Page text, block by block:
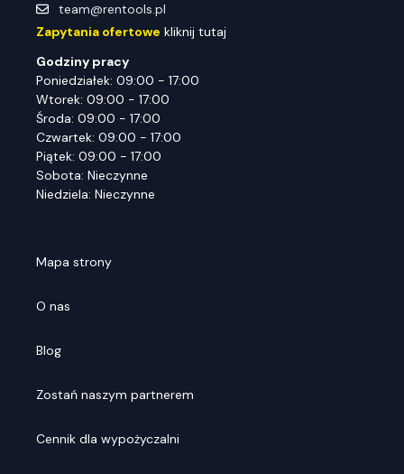
team@rentools.pl
Zapytania ofertowe kliknij tutaj
Godziny pracy
Poniedziałek: 09:00 - 17:00
Wtorek: 09:00 - 17:00
Środa: 09:00 - 17:00
Czwartek: 09:00 - 17:00
Piątek: 09:00 - 17:00
Sobota: Nieczynne
Niedziela: Nieczynne
Mapa strony
O nas
Blog
Zostań naszym partnerem
Cennik dla wypożyczalni